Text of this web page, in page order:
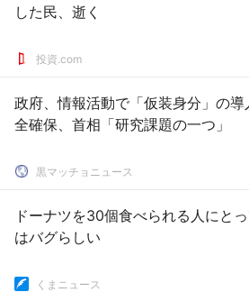
した民、逝く
投資.com
政府、情報活動で「仮装身分」の
全確保、首相「研究課題の一つ」
黒マッチョニュース
ドーナツを30個食べられる人にと
はバグらしい
くまニュース